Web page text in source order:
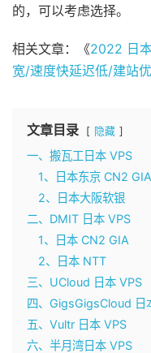
的，可以考虑选择。
相关文章：《2022 日
宽/速度快延迟低/建站
文章目录 隐藏
一、搬瓦工日本 VPS
1、日本东京 CN2 GIA
2、日本大阪软银
二、DMIT 日本 VPS
1、日本 CN2 GIA
2、日本 NTT
三、UCloud 日本 VPS
四、GigsGigsCloud 日
五、Vultr 日本 VPS
六、半月湾日本 VPS